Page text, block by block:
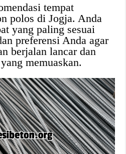
tempat
polos di Jogja. Anda
yang paling sesuai
preferensi Anda agar
berjalan lancar dan
memuaskan.